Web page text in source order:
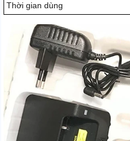
Thời gian dùng